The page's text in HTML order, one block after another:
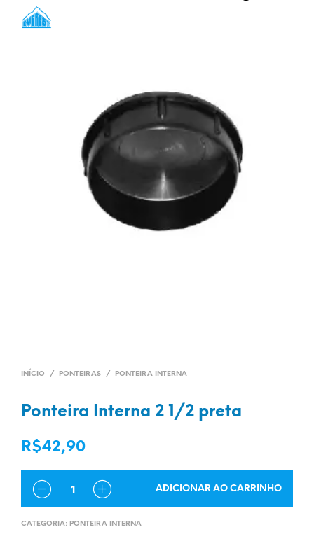
INÍCIO / PONTEIRAS / PONTEIRA INTERNA
Ponteira Interna 2 1/2 preta
R$42,90
QUANTIDADE
ADICIONAR AO CARRINHO
CATEGORIA: PONTEIRA INTERNA